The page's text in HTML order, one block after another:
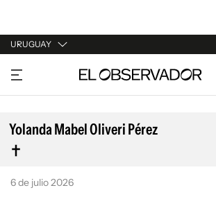
URUGUAY
URUGUAY
ARGENTINA
ESPAÑA
ESTADOS UNIDOS
Yolanda Mabel Oliveri Pérez
6 de julio 2026